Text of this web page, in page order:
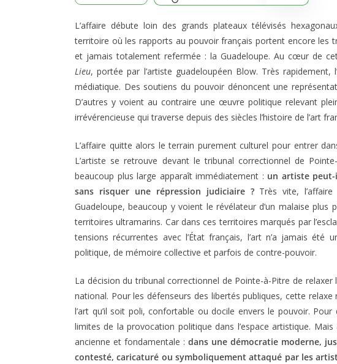
L’affaire débute loin des grands plateaux télévisés
territoire où les rapports au pouvoir français portent encore les
et jamais totalement refermée : la Guadeloupe. Au cœur de
Lieu, portée par l’artiste guadeloupéen Blow. Très
médiatique. Des soutiens du pouvoir dénoncent une
D’autres y voient au contraire une œuvre politique relevant
irrévérencieuse qui traverse depuis des siècles l’histoire de l’art
L’affaire quitte alors le terrain purement culturel pour entrer
L’artiste se retrouve devant le tribunal correctionnel de
beaucoup plus large apparaît immédiatement : un artiste
sans risquer une répression judiciaire ? Très vite,
Guadeloupe, beaucoup y voient le révélateur d’un malaise plus
territoires ultramarins. Car dans ces territoires marqués par
tensions récurrentes avec l’État français, l’art n’a jamais
politique, de mémoire collective et parfois de contre-pouvoir.
La décision du tribunal correctionnel de Pointe-à-Pitre de
national. Pour les défenseurs des libertés publiques, cette
l’art qu’il soit poli, confortable ou docile envers le pouvoir.
limites de la provocation politique dans l’espace artistique.
ancienne et fondamentale :dans une démocratie moderne,
contesté, caricaturé ou symboliquement attaqué par les